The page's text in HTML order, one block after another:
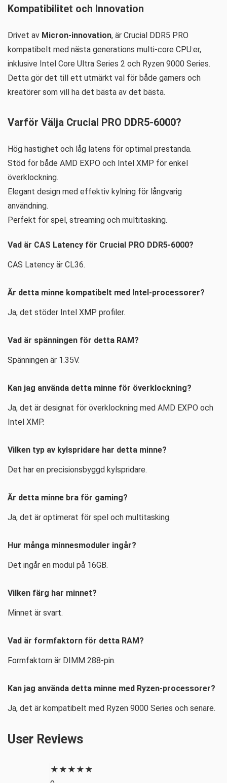
Kompatibilitet och Innovation
Drivet av Micron-innovation, är Crucial DDR5 PRO
kompatibelt med nästa generations multi-core CPU:er,
inklusive Intel Core Ultra Series 2 och Ryzen 9000 Series.
Detta gör det till ett utmärkt val för både gamers och
kreatörer som vill ha det bästa av det bästa.
Varför Välja Crucial PRO DDR5-6000?
Hög hastighet och låg latens för optimal prestanda.
Stöd för både AMD EXPO och Intel XMP för enkel
överklockning.
Elegant design med effektiv kylning för långvarig
användning.
Perfekt för spel, streaming och multitasking.
Vad är CAS Latency för Crucial PRO DDR5-6000?
CAS Latency är CL36.
Är detta minne kompatibelt med Intel-processorer?
Ja, det stöder Intel XMP profiler.
Vad är spänningen för detta RAM?
Spänningen är 1.35V.
Kan jag använda detta minne för överklockning?
Ja, det är designat för överklockning med AMD EXPO och
Intel XMP.
Vilken typ av kylspridare har detta minne?
Det har en precisionsbyggd kylspridare.
Är detta minne bra för gaming?
Ja, det är optimerat för spel och multitasking.
Hur många minnesmoduler ingår?
Det ingår en modul på 16GB.
Vilken färg har minnet?
Minnet är svart.
Vad är formfaktorn för detta RAM?
Formfaktorn är DIMM 288-pin.
Kan jag använda detta minne med Ryzen-processorer?
Ja, det är kompatibelt med Ryzen 9000 Series och senare.
User Reviews
★ ★ ★ ★ ★